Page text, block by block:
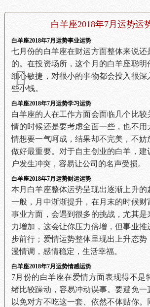
白羊座2018年7月运势运
白羊座2018年7月运势事业运势
七月份的白羊座在财运方面整体来说还
的。在投资场所，这个月的白羊座聪明
细心敏捷，对很小的事物都会投入很深
些小钱。
白羊座2018年7月运势学习运势
白羊座的人在工作方面会面临几个比较
情的时候还是要考虑全面一些，也不用
情想要一气呵成，结果却不完美，不妨
做好最重要。对于自主创业的白羊，建
户发生冲突，容易让公司的名声受损。
白羊座2018年7月运势财运运势
本月白羊座整体运势呈现出逐渐上升的
一般，月中渐渐提升，在月末的时候财
事业方面，会遇到很多的挑战，尤其是
力增加，这会让你压力倍增，但事业推
步前行；爱情运势整体呈现出上升态势
漫情调，感情稳定，生活幸福。
白羊座2018年7月运势情感运势
7月份的白羊座在爱情方面表现得不是
绪比较躁动，容易冲动误事。要避免一
以免对方不吃这一套、依然不体贴你。